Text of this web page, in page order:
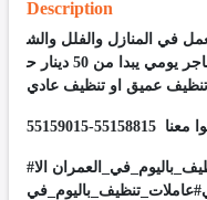
Description
في المنازل والفلل والش
قق والمكاتب في جميع الولايات التونسية باجر يومي يبدا من 50 دينار ح
عميق او تنظيف عادي
#خدمات_التنظيف_في_العمران الاعلي#تنظيف_باليوم_في_العمران الا